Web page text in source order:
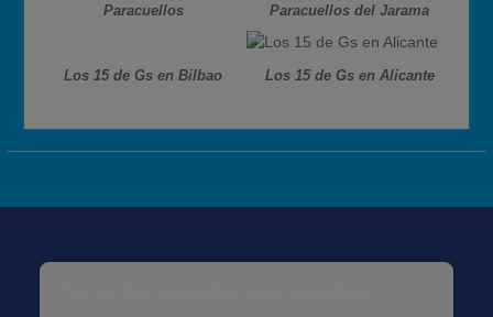
Paracuellos
Paracuellos del Jarama
Los 15 de Gs en Bilbao Los 15 de Gs en Alicante